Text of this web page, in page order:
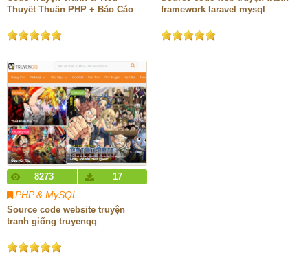
Thuyết Thuần PHP + Báo Cáo
framework laravel mysql
8273 17
PHP & MySQL
Source code website truyện
tranh giống truyenqq